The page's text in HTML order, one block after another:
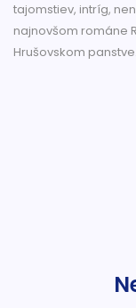
tajomstiev, intríg,
najnovšom románe
Hrušovskom panstve.